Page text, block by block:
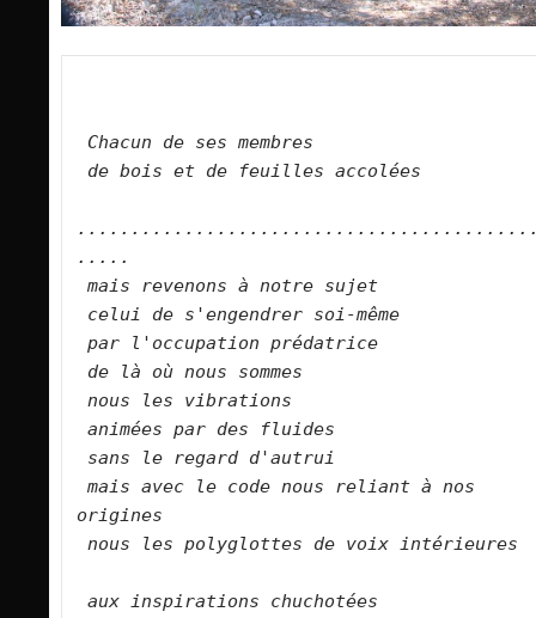
Chacun de ses membres
de bois et de feuilles accolées
.....
mais revenons à notre sujet
celui de s'engendrer soi-même
par l'occupation prédatrice
de là où nous sommes
nous les vibrations
animées par des fluides
sans le regard d'autrui
mais avec le code nous reliant à nos
origines
nous les polyglottes de voix intérieures
aux inspirations chuchotées